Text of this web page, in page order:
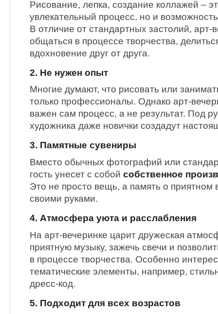
Рисование, лепка, создание коллажей –
увлекательный процесс, но и
В отличие от стандартных застолий, арт-
общаться в процессе творчества,
вдохновение друг от друга.
2. Не нужен опыт
Многие думают, что рисовать или
только профессионалы. Однако арт-
важен сам процесс, а не результат. Под
художника даже новички создадут
3. Памятные сувениры
Вместо обычных фотографий или
гость унесет с собой собственное
Это не просто вещь, а память о приятном
своими руками.
4. Атмосфера уюта и расслабления
На арт-вечеринке царит дружеская
приятную музыку, зажечь свечи и
в процессе творчества. Особенно
тематические элементы, например,
дресс-код.
5. Подходит для всех возрастов